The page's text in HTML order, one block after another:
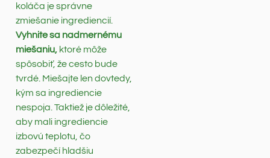
koláča je správne
zmiešanie ingrediencií.
Vyhnite sa nadmernému
miešaniu, ktoré môže
spôsobiť, že cesto bude
tvrdé. Miešajte len dovtedy,
kým sa ingrediencie
nespoja. Taktiež je dôležité,
aby mali ingrediencie
izbovú teplotu, čo
zabezpečí hladšiu